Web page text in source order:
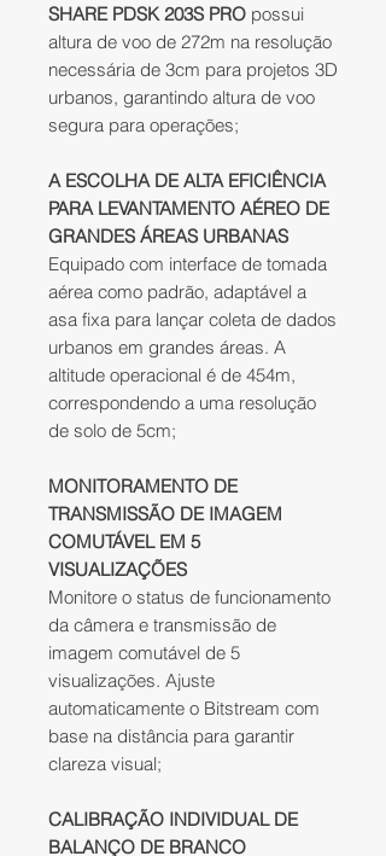
SHARE PDSK 203S PRO possui
altura de voo de 272m na resolução
necessária de 3cm para projetos 3D
urbanos, garantindo altura de voo
segura para operações;
A ESCOLHA DE ALTA EFICIÊNCIA
PARA LEVANTAMENTO AÉREO DE
GRANDES ÁREAS URBANAS
Equipado com interface de tomada
aérea como padrão, adaptável a
asa fixa para lançar coleta de dados
urbanos em grandes áreas. A
altitude operacional é de 454m,
correspondendo a uma resolução
de solo de 5cm;
MONITORAMENTO DE
TRANSMISSÃO DE IMAGEM
COMUTÁVEL EM 5
VISUALIZAÇÕES
Monitore o status de funcionamento
da câmera e transmissão de
imagem comutável de 5
visualizações. Ajuste
automaticamente o Bitstream com
base na distância para garantir
clareza visual;
CALIBRAÇÃO INDIVIDUAL DE
BALANÇO DE BRANCO